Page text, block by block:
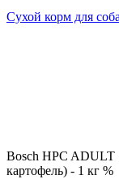
Сухой корм для
Bosch HPC ADULT
картофель) - 1 кг %